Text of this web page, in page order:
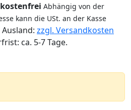
Abhängig von der
kann die USt. an der Kasse
Ausland: zzgl. Versandkosten
ca. 5-7 Tage.